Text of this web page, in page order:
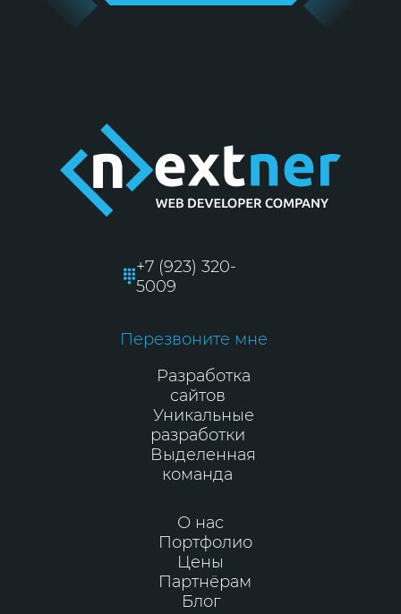
+7 (923) 320-
5009
Перезвоните мне
Разработка
сайтов
Уникальные
разработки
Выделенная
команда
О нас
Портфолио
Цены
Партнёрам
Блог